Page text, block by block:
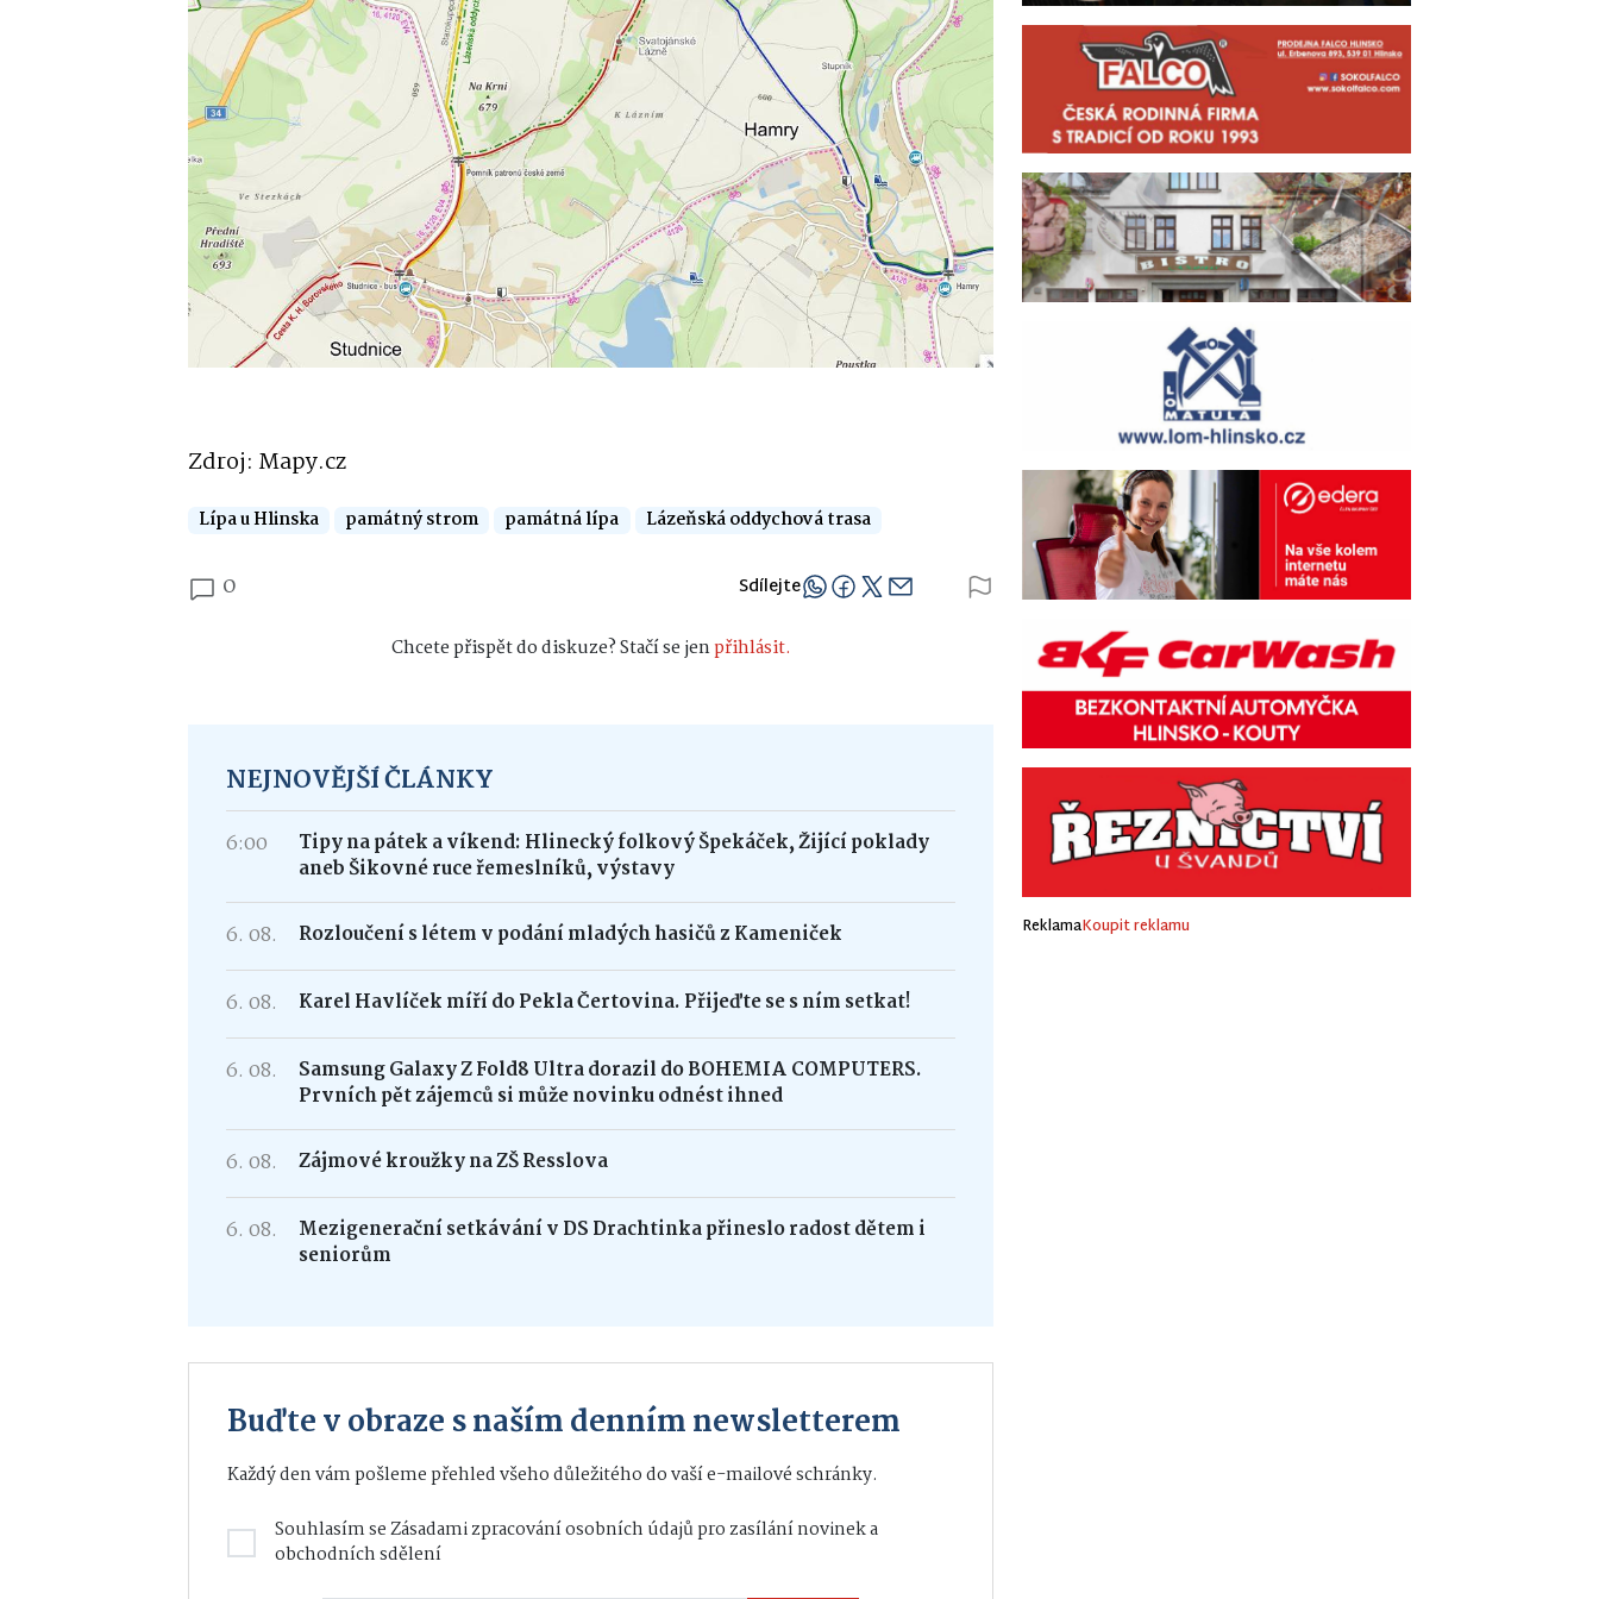
Zdroj: Mapy.cz
Lípa u Hlinska památný strom památná lípa Lázeňská oddychová trasa
0 Sdílejte
Chcete přispět do diskuze? Stačí se jenpřihlásit.
NEJNOVĚJŠÍ ČLÁNKY
6:00
Tipy na pátek a víkend: Hlinecký folkový Špekáček, Žijící poklady
aneb Šikovné ruce řemeslníků, výstavy
6. 08. Rozloučení s létem v podání mladých hasičů z Kameniček
6. 08. Karel Havlíček míří do Pekla Čertovina. Přijeďte se s ním setkat!
6. 08.
Samsung Galaxy Z Fold8 Ultra dorazil do BOHEMIA COMPUTERS.
Prvních pět zájemců si může novinku odnést ihned
6. 08. Zájmové kroužky na ZŠ Resslova
6. 08.
Mezigenerační setkávání v DS Drachtinka přineslo radost dětem i
seniorům
Buďte v obraze s naším denním newsletterem
Každý den vám pošleme přehled všeho důležitého do vaší e-mailové schránky.
Souhlasím seZásadami zpracování osobních údajůpro zasílání novinek a
obchodních sdělení
ReklamaKoupit reklamu